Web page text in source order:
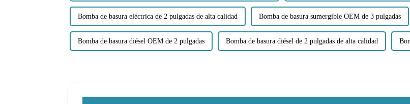
Bomba de basura eléctrica de 2 pulgadas de alta calidad Bomba de basura sumergible OEM de 3 pulgadas
Bomba de basura diésel OEM de 2 pulgadas Bomba de basura diésel de 2 pulgadas de alta calidad